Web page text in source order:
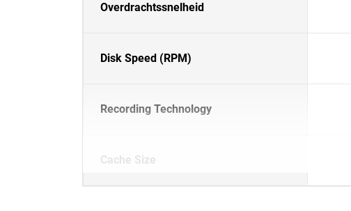
Overdrachtssnelheid
Disk Speed (RPM)
Recording Technology
Cache Size